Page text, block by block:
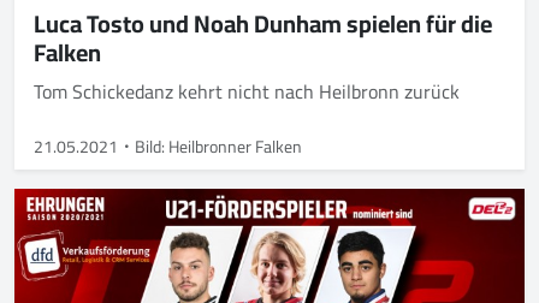
Luca Tosto und Noah Dunham spielen für die
Falken
Tom Schickedanz kehrt nicht nach Heilbronn zurück
21.05.2021 Bild: Heilbronner Falken